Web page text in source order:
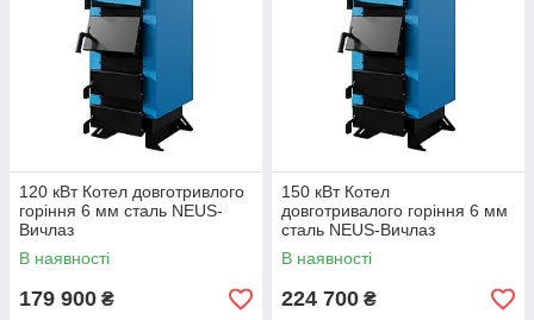
120 кВт Котел довготривлого
горіння 6 мм сталь NEUS-
Вичлаз
В наявності
179 900 ₴
150 кВт Котел
довготривалого горіння 6 мм
сталь NEUS-Вичлаз
В наявності
224 700 ₴